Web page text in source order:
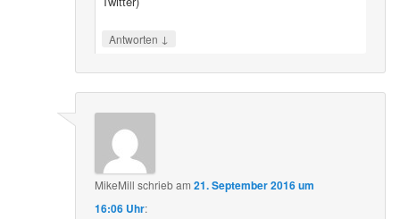
Antworten ↓
MikeMill schriebam21. September 2016 um
16:06 Uhr: